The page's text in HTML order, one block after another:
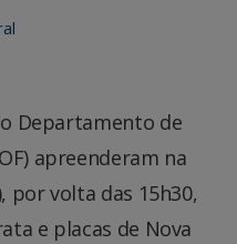
Departamento de
apreenderam na
por volta das 15h30,
e placas de Nova